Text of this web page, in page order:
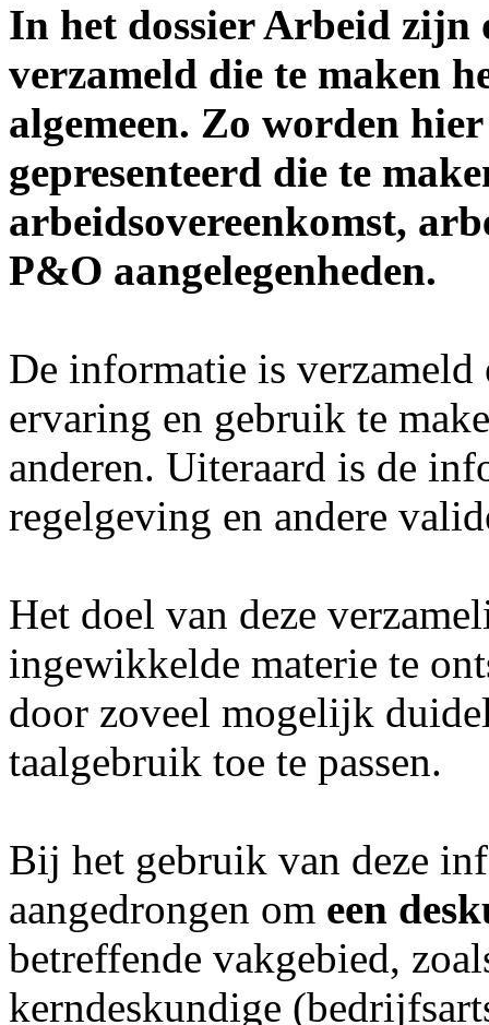
In het dossier Arbeid zijn
verzameld die te maken
algemeen. Zo worden
gepresenteerd die te
arbeidsovereenkomst,
P&O aangelegenheden.
De informatie is verzameld
ervaring en gebruik te
anderen. Uiteraard is de
regelgeving en andere
Het doel van deze
ingewikkelde materie te
door zoveel mogelijk
taalgebruik toe te passen.
Bij het gebruik van deze
aangedrongen om een
betreffende vakgebied,
kerndeskundige